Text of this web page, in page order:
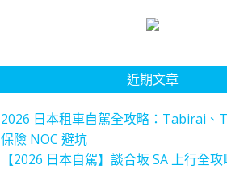
近期文章
2026 日本租車自駕全攻略：Tabirai、
保險 NOC 避坑
【2026 日本自駕】談合坂 SA 上行全